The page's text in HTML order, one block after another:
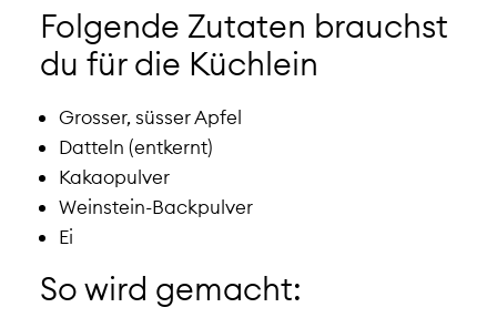
Folgende Zutaten brauchst
du für die Küchlein
Grosser, süsser Apfel
Datteln (entkernt)
Kakaopulver
Weinstein-Backpulver
Ei
So wird gemacht: